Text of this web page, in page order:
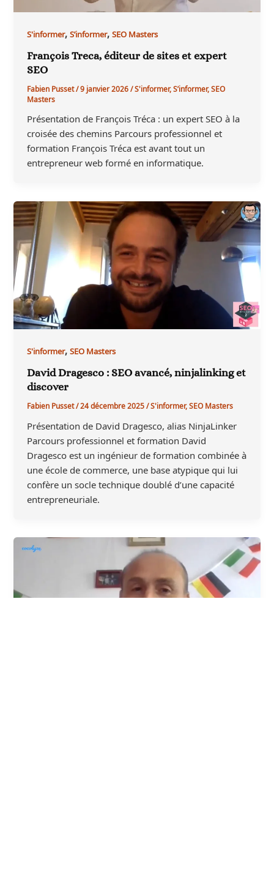
S'informer,S’informer,SEO Masters
François Treca, éditeur de sites et expert
SEO
Fabien Pusset/9 janvier 2026/S'informer,S’informer,SEO
Masters
Présentation de François Tréca : un expert SEO à la
croisée des chemins Parcours professionnel et
formation François Tréca est avant tout un
entrepreneur web formé en informatique.
S'informer,SEO Masters
David Dragesco : SEO avancé, ninjalinking et
discover
Fabien Pusset/24 décembre 2025/S'informer,SEO Masters
Présentation de David Dragesco, alias NinjaLinker
Parcours professionnel et formation David
Dragesco est un ingénieur de formation combinée à
une école de commerce, une base atypique qui lui
confère un socle technique doublé d’une capacité
entrepreneuriale.